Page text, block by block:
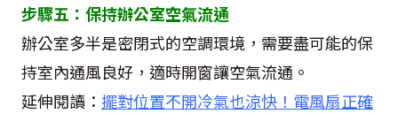
步驟五：保持辦公室空氣流通
辦公室多半是密閉式的空調環境，需要盡可能的保
持室內通風良好，適時開窗讓空氣流通。
延伸閱讀： 擺對位置不開冷氣也涼快！電風扇正確